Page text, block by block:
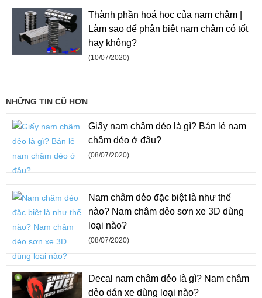
Thành phần hoá học của nam châm |
Làm sao để phân biệt nam châm có tốt
hay không?
(10/07/2020)
NHỮNG TIN CŨ HƠN
Giấy nam châm dẻo là gì? Bán lẻ nam
châm dẻo ở đâu?
(08/07/2020)
Nam châm dẻo đặc biệt là như thế
nào? Nam châm dẻo sơn xe 3D dùng
loại nào?
(08/07/2020)
Decal nam châm dẻo là gì? Nam châm
dẻo dán xe dùng loại nào?